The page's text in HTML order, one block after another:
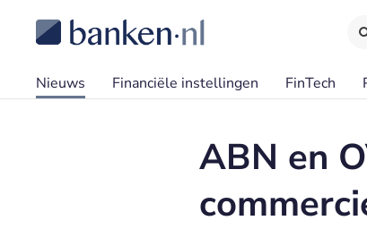
Nieuws Financiële instellingen FinTech
ABN en